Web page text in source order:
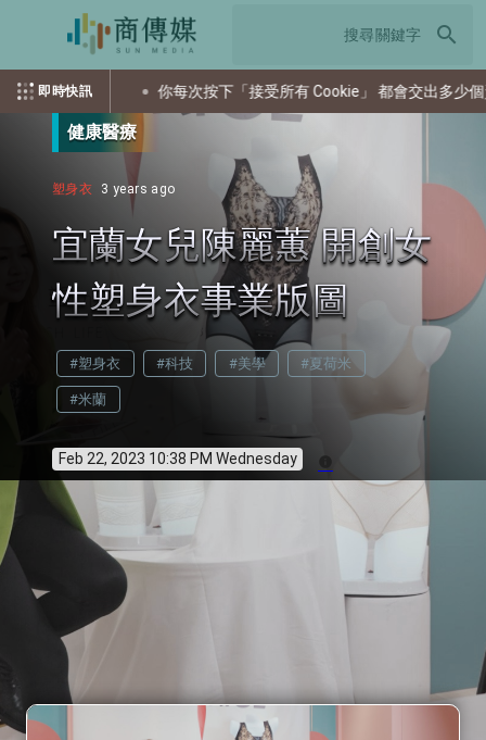
search
即時快訊
你每次按下「接受所有 Cookie」 都會交出多少個資？
健康醫療
塑身衣 3 years ago
宜蘭女兒陳麗蕙 開創女
性塑身衣事業版圖
#塑身衣 #科技 #美學 #夏荷米
#米蘭
Feb 22, 2023 10:38 PM Wednesday info